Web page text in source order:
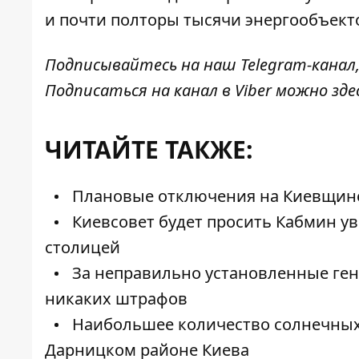
и почти полторы тысячи
Подписывайтесь на наш Telegram-канал
Подписаться на канал в Viber можно
ЧИТАЙТЕ ТАКЖЕ:
Плановые отключения на
Киевсовет будет просить Кабмин
столицей
За неправильно установленные
никаких штрафов
Наибольшее количество
Дарницком районе Киева